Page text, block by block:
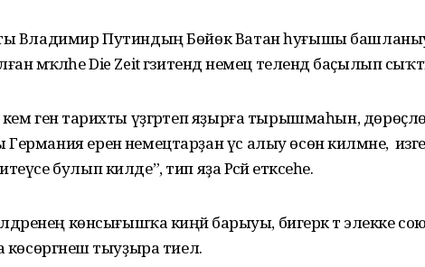
Владимир Путиндың Бөйөк Ватан һуғышы
мәҡәләһе Die Zeit гәзитендә немец телендә баҫылып
кем генә тарихты үҙгәртеп яҙырға тырышмаһын,
еренә немецтарҙан үс алыу өсөн килмәне, ә
булып килде”, тип яҙа Рәсәй етәксеһе.
көнсығышҡа киңәйә барыуы, бигерәк тә элекке
көсөргәнеш тыуҙыра тиелә.